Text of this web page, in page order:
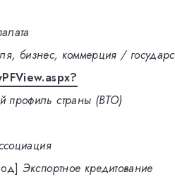
бизнес, коммерция /
профиль страны (ВТО)
Экспортное кредитование